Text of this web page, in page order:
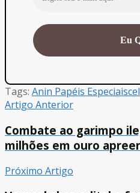
Tags: Anin Papéis Especiais
Artigo Anterior
Combate ao garimpo
milhões em ouro
Próximo Artigo